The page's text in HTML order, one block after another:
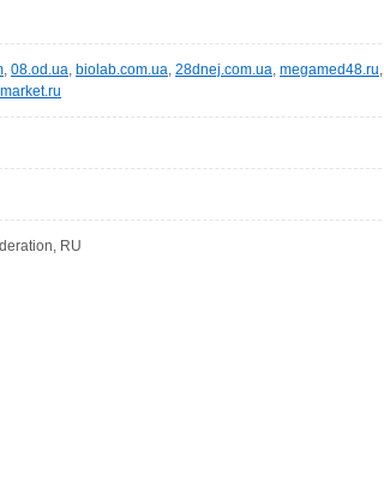
, 08.od.ua, biolab.com.ua, 28dnej.com.ua, megamed48.ru,
RU